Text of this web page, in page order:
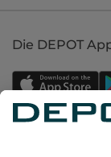
Die DEPOT